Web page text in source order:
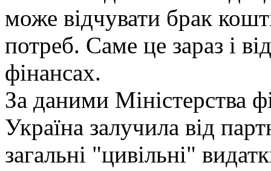
може відчувати брак
потреб. Саме це зараз і
фінансах.
За даними Міністерства
Україна залучила від
загальні "цивільні"